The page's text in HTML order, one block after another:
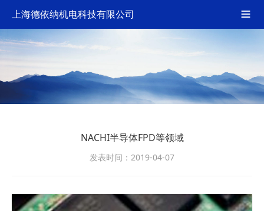
上海德依纳机电科技有限公司 
NACHI半导体FPD等领域
发表时间：2019-04-07